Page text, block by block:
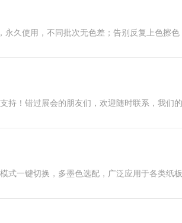
！错过展会的朋友们，欢迎随时联系，我们
一键切换，多墨色选配，广泛应用于各类纸板